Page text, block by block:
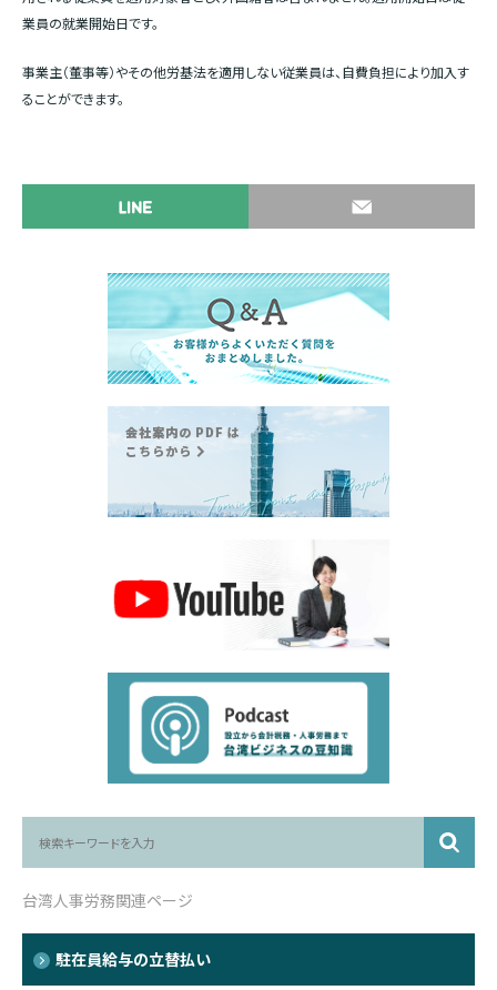
業員の就業開始日です。
事業主（董事等）やその他労基法を適用しない従業員は、自費負担により加入す
ることができます。
台湾人事労務関連ページ
駐在員給与の立替払い